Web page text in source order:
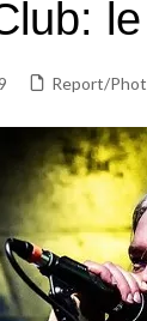
Report/